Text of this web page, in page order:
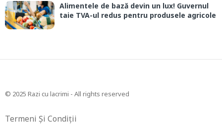
Alimentele de bază devin un lux! Guvernul
taie TVA-ul redus pentru produsele agricole
© 2025 Razi cu lacrimi - All rights reserved
Termeni Și Condiții